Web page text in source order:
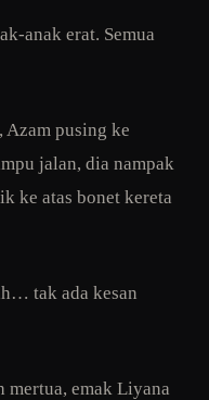
anak erat. Semua
Azam pusing ke
jalan, dia nampak
ke atas bonet kereta
tak ada kesan
mertua, emak Liyana